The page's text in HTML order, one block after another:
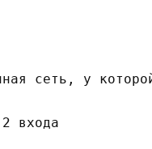
сеть, у